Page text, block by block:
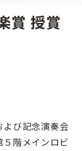
賞 授賞
び記念演奏会
階メインロビ